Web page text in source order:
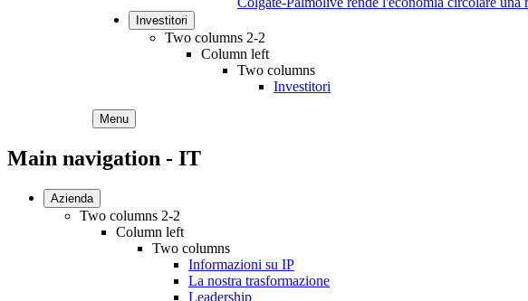
Investitori
Two columns 2-2
Column left
Two columns
Investitori
Menu
Main navigation - IT
Azienda
Two columns 2-2
Column left
Two columns
Informazioni su IP
La nostra trasformazione
Leadership